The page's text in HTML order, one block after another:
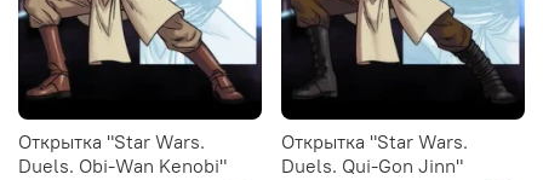
Открытка "Star Wars.
Duels. Obi-Wan Kenobi"
Открытка "Star Wars.
Duels. Qui-Gon Jinn"